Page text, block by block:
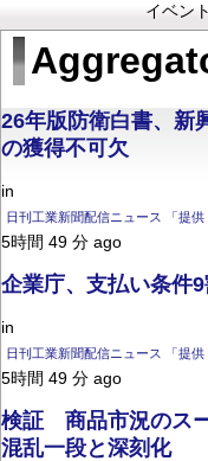
イベント
26年版防衛白書、
の獲得不可欠
in
日刊工業新聞配信ニュース 「提供
5時間 49 分 ago
企業庁、支払い条件
in
日刊工業新聞配信ニュース 「提供
5時間 49 分 ago
検証 商品市況のス
混乱一段と深刻化